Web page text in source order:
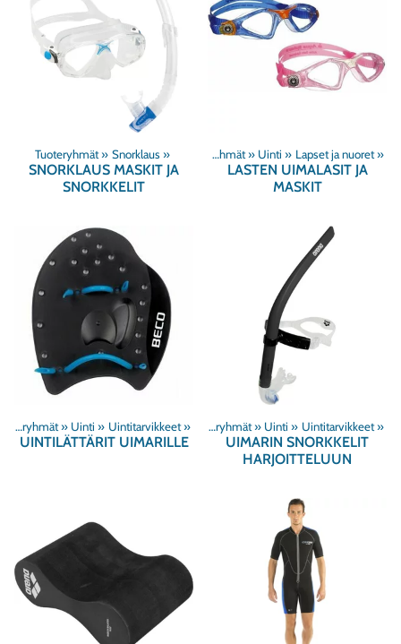
Tuoteryhmät‪» Snorklaus ‪»
SNORKLAUS MASKIT JA
SNORKKELIT
Tuoteryhmät ‪» Uinti ‪» Lapset ja nuoret ‪»
LASTEN UIMALASIT JA
MASKIT
Tuoteryhmät ‪» Uinti ‪» Uintitarvikkeet ‪»
UINTILÄTTÄRIT UIMARILLE
Tuoteryhmät ‪» Uinti ‪» Uintitarvikkeet ‪»
UIMARIN SNORKKELIT
HARJOITTELUUN